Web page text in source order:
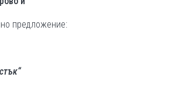
предложение: